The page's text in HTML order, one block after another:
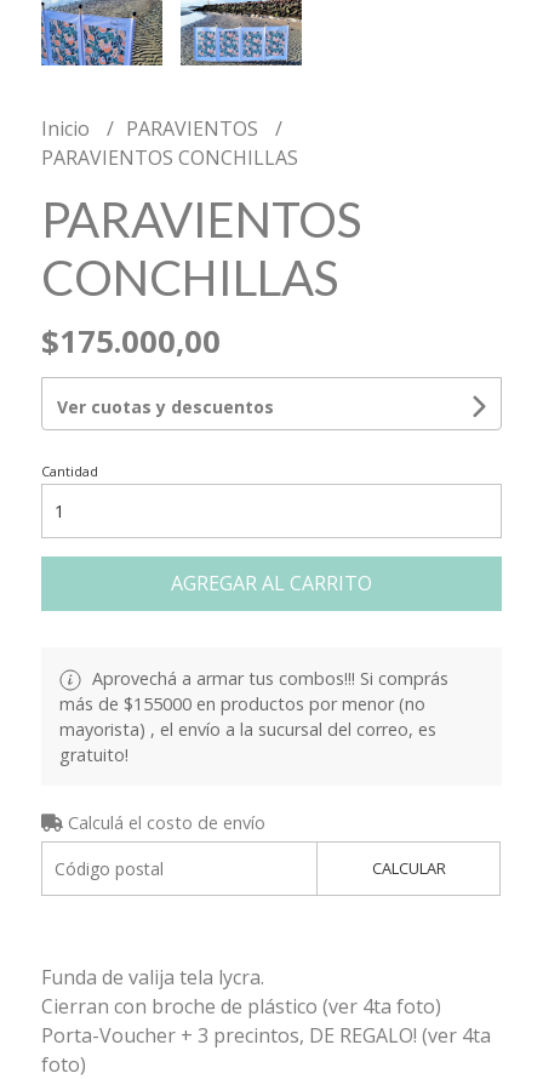
Inicio
PARAVIENTOS
PARAVIENTOS CONCHILLAS
PARAVIENTOS
CONCHILLAS
$175.000,00
Ver cuotas y descuentos
Cantidad
AGREGAR AL CARRITO
Aprovechá a armar tus combos!!! Si comprás
más de $155000 en productos por menor (no
mayorista) , el envío a la sucursal del correo, es
gratuito!
Calculá el costo de envío
CALCULAR
Funda de valija tela lycra.
Cierran con broche de plástico (ver 4ta foto)
Porta-Voucher + 3 precintos, DE REGALO! (ver 4ta
foto)